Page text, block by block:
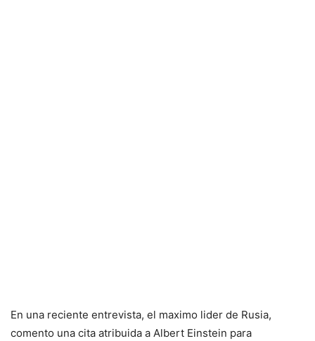
En una reciente entrevista, el maximo lider de Rusia,
comento una cita atribuida a Albert Einstein para